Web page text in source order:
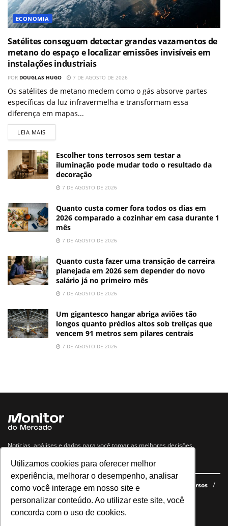
Utilizamos cookies para oferecer melhor
experiência, melhorar o desempenho, analisar
como você interage em nosso site e
personalizar conteúdo. Ao utilizar este site, você
concorda com o uso de cookies.
ECONOMIA
Satélites conseguem detectar grandes vazamentos de
metano do espaço e localizar emissões invisíveis em
instalações industriais
POR DOUGLAS HUGO 7 DE AGOSTO DE 2026
Os satélites de metano medem como o gás absorve partes
específicas da luz infravermelha e transformam essa
diferença em mapas...
LEIA MAIS
Escolher tons terrosos sem testar a
iluminação pode mudar todo o resultado da
decoração
7 DE AGOSTO DE 2026
Quanto custa comer fora todos os dias em
2026 comparado a cozinhar em casa durante 1
mês
7 DE AGOSTO DE 2026
Quanto custa fazer uma transição de carreira
planejada em 2026 sem depender do novo
salário já no primeiro mês
7 DE AGOSTO DE 2026
Um gigantesco hangar abriga aviões tão
longos quanto prédios altos sob treliças que
vencem 91 metros sem pilares centrais
7 DE AGOSTO DE 2026
Notícias, análises e dados para você tomar as melhores decisões.
Navegue no site
Últimas notícias Quem somos E-books gratuitos
Cursos
Política de privacidade